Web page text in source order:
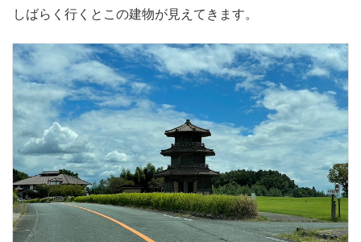
しばらく行くとこの建物が見えてきます。